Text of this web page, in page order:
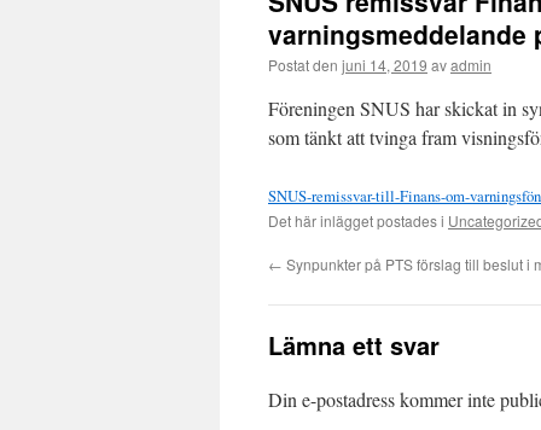
varningsmeddelande
Postat den juni 14, 2019 avadmin
Föreningen SNUS har skickat in
som tänkt att tvinga fram
SNUS-remissvar-till-Finans-om-
Det här inlägget postades i
← Synpunkter på PTS förslag till beslut i
Lämna ett svar
Din e-postadress kommer inte